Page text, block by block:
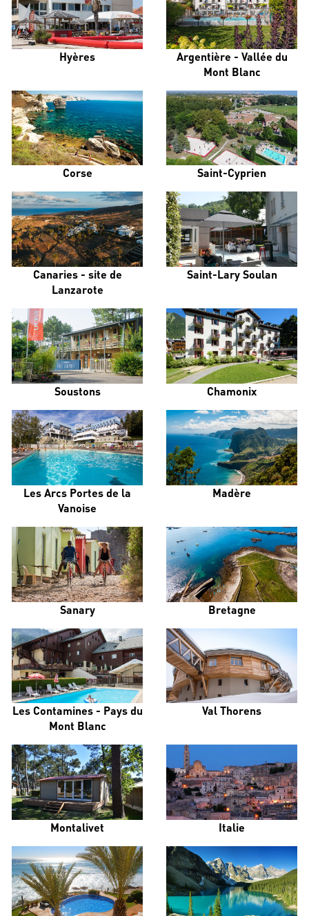
Hyères
Argentière - Vallée du
Mont Blanc
Corse Saint-Cyprien
Canaries - site de
Lanzarote
Saint-Lary Soulan
Soustons Chamonix
Les Arcs Portes de la
Vanoise
Madère
Sanary Bretagne
Les Contamines - Pays du
Mont Blanc
Val Thorens
Montalivet Italie